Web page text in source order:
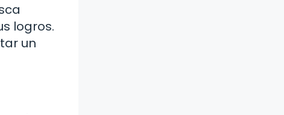
logros.
un